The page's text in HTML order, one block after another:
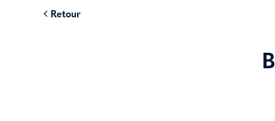
Retour